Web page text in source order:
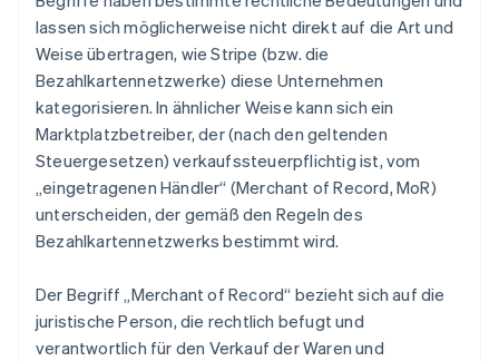
lassen sich möglicherweise nicht direkt auf die Art und
Weise übertragen, wie Stripe (bzw. die
Bezahlkartennetzwerke) diese Unternehmen
kategorisieren. In ähnlicher Weise kann sich ein
Marktplatzbetreiber, der (nach den geltenden
Steuergesetzen) verkaufssteuerpflichtig ist, vom
„eingetragenen Händler“ (Merchant of Record, MoR)
unterscheiden, der gemäß den Regeln des
Bezahlkartennetzwerks bestimmt wird.
Der Begriff „Merchant of Record“ bezieht sich auf die
juristische Person, die rechtlich befugt und
verantwortlich für den Verkauf der Waren und